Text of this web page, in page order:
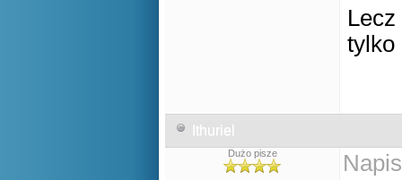
tylko
Ithuriel
Dużo pisze